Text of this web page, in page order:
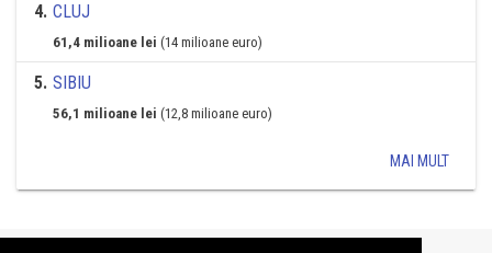
4. CLUJ
61,4 milioane lei (14 milioane euro)
5. SIBIU
56,1 milioane lei (12,8 milioane euro)
MAI MULT